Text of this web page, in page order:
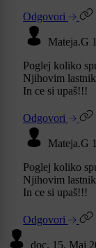
Odgovori
Mateja.G
Poglej koliko
Njihovim
In ce si upaš!!!
Odgovori
Mateja.G
Poglej koliko
Njihovim
In ce si upaš!!!
Odgovori
doc. 15. Maj